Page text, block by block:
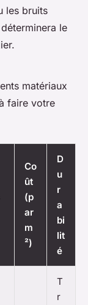
les bruits
le
matériaux
faire votre
Co
ût
(p
ar
m
²)
D
u
r
a
bi
lit
é
T
r